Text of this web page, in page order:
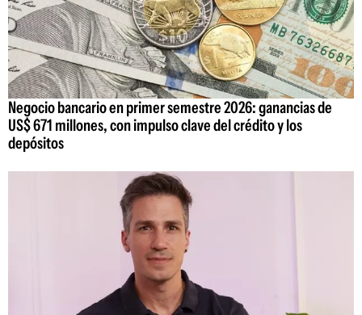
Negocio bancario en primer semestre 2026: ganancias de
US$ 671 millones, con impulso clave del crédito y los
depósitos